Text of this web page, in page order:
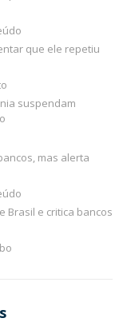
que ele repetiu
suspendam
mas alerta
Brasil e critica bancos